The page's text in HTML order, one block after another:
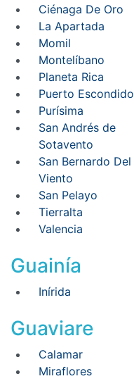
Ciénaga De Oro
La Apartada
Momil
Montelíbano
Planeta Rica
Puerto Escondido
Purísima
San Andrés de
Sotavento
San Bernardo Del
Viento
San Pelayo
Tierralta
Valencia
Guainía
Inírida
Guaviare
Calamar
Miraflores